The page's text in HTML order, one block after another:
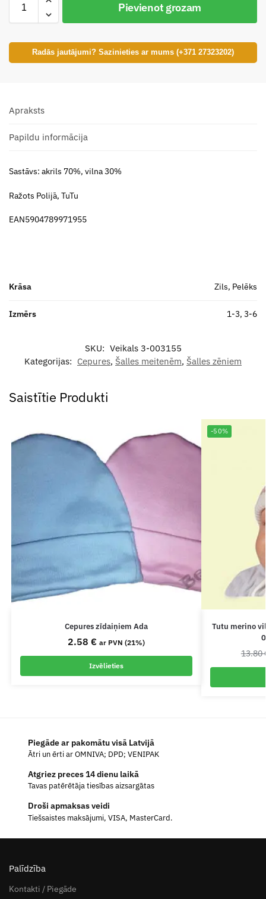
Pievienot grozam
Radās jautājumi? Sazinieties ar mums (+371 27323202)
Apraksts
Papildu informācija
Sastāvs: akrils 70%, vilna 30%
Ražots Polijā, TuTu
EAN5904789971955
Krāsa Zils, Pelēks
Izmērs 1-3, 3-6
SKU: Veikals 3-003155
Kategorijas: Cepures, Šalles meitenēm, Šalles zēniem
Saistītie Produkti
Cepures zīdaiņiem Ada
2.58 € ar PVN (21%)
Izvēlieties
-50%
Tutu merino
13.80
Piegāde ar pakomātu visā Latvijā
Ātri un ērti ar OMNIVA; DPD; VENIPAK
Atgriez preces 14 dienu laikā
Tavas patērētāja tiesības aizsargātas
Droši apmaksas veidi
Tiešsaistes maksājumi, VISA, MasterCard.
Palīdzība
Kontakti / Piegāde